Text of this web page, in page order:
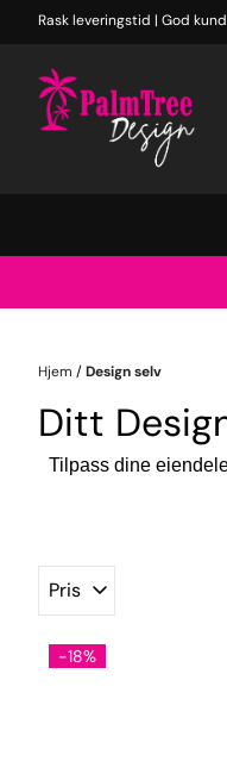
Hopp til innhold
Rask leveringstid | God
Hjem /Design selv
Ditt
Tilpass dine
Pris
-18%